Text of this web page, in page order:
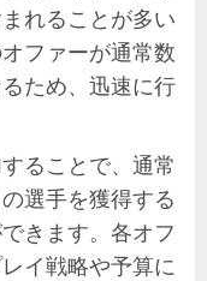
れることが多い
ファーが通常数
ため、迅速に行
ることで、通常
選手を獲得する
きます。各オフ
イ戦略や予算に